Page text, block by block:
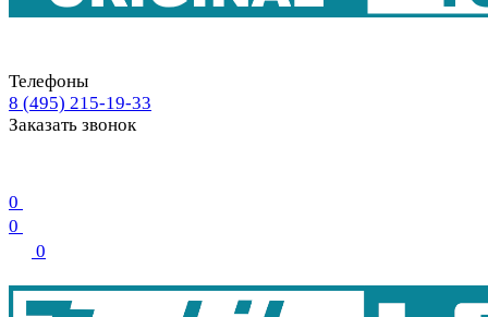
Телефоны
8 (495) 215-19-33
Заказать звонок
0
0
0